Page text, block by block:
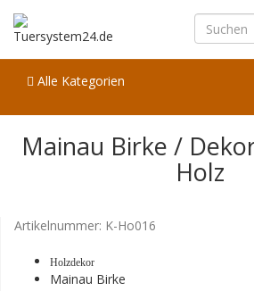
Alle Kategorien
Mainau Birke /
Holz
Artikelnummer: K-Ho016
Holzdekor
Mainau Birke